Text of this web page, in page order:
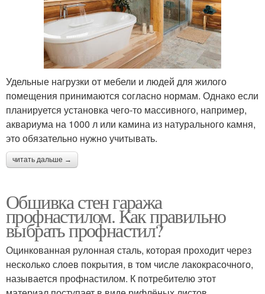
Удельные нагрузки от мебели и людей для жилого
помещения принимаются согласно нормам. Однако если
планируется установка чего-то массивного, например,
аквариума на 1000 л или камина из натурального камня,
это обязательно нужно учитывать.
читать дальше →
Обшивка стен гаража
профнастилом. Как правильно
выбрать профнастил?
Оцинкованная рулонная сталь, которая проходит через
несколько слоев покрытия, в том числе лакокрасочного,
называется профнастилом. К потребителю этот